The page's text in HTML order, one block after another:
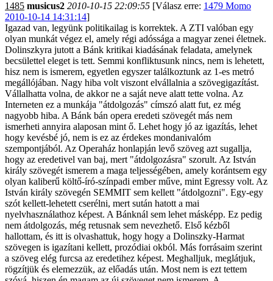
1485 musicus2 2010-10-15 22:09:55 [Válasz erre: 1479 Momo
2010-10-14 14:31:14]
Igazad van, legyünk politikailag is korrektek. A ZTI valóban egy
olyan munkát végez el, amely régi adóssága a magyar zenei életnek.
Dolinszkyra jutott a Bánk kritikai kiadásának feladata, amelynek
becsülettel eleget is tett. Semmi konfliktusunk nincs, nem is lehetett,
hisz nem is ismerem, egyetlen egyszer találkoztunk az 1-es metró
megállójában. Nagy hiba volt viszont elvállalnia a szövegigazítást.
Vállalhatta volna, de akkor ne a saját neve alatt tette volna. Az
Interneten ez a munkája "átdolgozás" címszó alatt fut, ez még
nagyobb hiba. A Bánk bán opera eredeti szövegét más nem
ismerheti annyira alaposan mint ő. Lehet hogy jó az igazítás, lehet
hogy kevésbé jó, nem is ez az érdekes mondanivalóm
szempontjából. Az Operaház honlapján levő szöveg azt sugallja,
hogy az eredetivel van baj, mert "átdolgozásra" szorult. Az István
király szövegét ismerem a maga teljességében, amely korántsem egy
olyan kaliberű költő-író-színpadi ember műve, mint Egressy volt. Az
István király szövegén SEMMIT sem kellett "átdolgozni". Egy-egy
szót kellett-lehetett cserélni, mert sután hatott a mai
nyelvhasználathoz képest. A Bánknál sem lehet másképp. Ez pedig
nem átdolgozás, még retusnak sem nevezhető. Első kézből
hallottam, és itt is olvashattuk, hogy hogy a Dolinszky-Harmat
szövegen is igazítani kellett, prozódiai okból. Más forrásaim szerint
a szöveg elég furcsa az eredetihez képest. Meghalljuk, meglátjuk,
rögzítjük és elemezzük, az előadás után. Most nem is ezt tettem